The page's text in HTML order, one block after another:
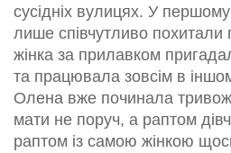
сусідніх вулицях. У
лише співчутливо
жінка за прилавком
та працювала зовсім в
Олена вже починала
мати не поруч, а раптом
раптом із самою жінкою